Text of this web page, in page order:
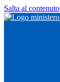
Salta al contenuto